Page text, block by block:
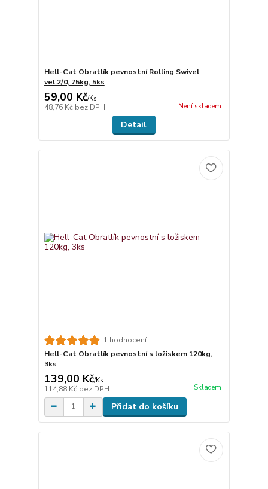
Hell-Cat Obratlík pevnostní Rolling Swivel
vel.2/0, 75kg, 5ks
59,00 Kč/Ks
48,76 Kč bez DPH Není skladem
Detail
1 hodnocení
Hell-Cat Obratlík pevnostní s ložiskem 120kg,
3ks
139,00 Kč/Ks
114,88 Kč bez DPH Skladem
Přidat do košíku